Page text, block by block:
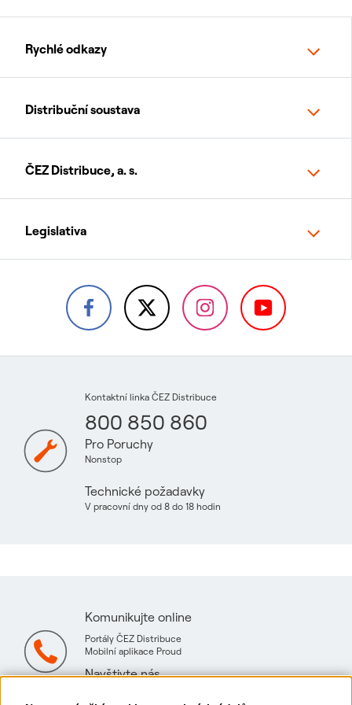
Rychlé odkazy
Distribuční soustava
ČEZ Distribuce, a. s.
Legislativa
Kontaktní linka ČEZ Distribuce
800 850 860
Pro Poruchy
Nonstop
Technické požadavky
V pracovní dny od 8 do 18 hodin
Komunikujte online
Portály ČEZ Distribuce
Mobilní aplikace Proud
Navštivte nás